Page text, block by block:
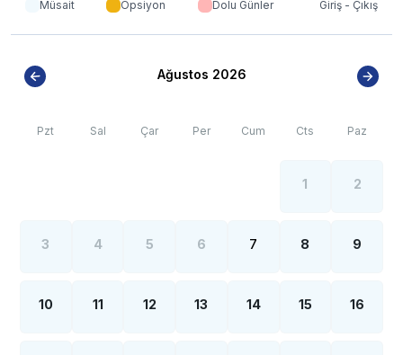
Müsait Opsiyon Dolu Günler Giriş - Çıkış
Ağustos 2026
Pzt Sal Çar Per Cum Cts Paz
1 2
3 4 5 6 7 8 9
10 11 12 13 14 15 16